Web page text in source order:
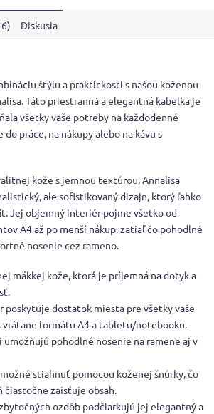
Diskusia
štýlu a praktickosti s našou koženou
Táto priestranná a elegantná kabelka je
všetky vaše potreby na každodenné
práce, na nákupy alebo na kávu s
kože s jemnou textúrou, Annalisa
ale sofistikovaný dizajn, ktorý ľahko
Jej objemný interiér pojme všetko od
A4 až po menší nákup, zatiaľ čo pohodlné
nosenie cez rameno.
mäkkej kože, ktorá je príjemná na dotyk a
poskytuje dostatok miesta pre všetky vaše
formátu A4 a tabletu/notebooku.
umožňujú pohodlné nosenie na ramene aj v
stiahnuť pomocou koženej šnúrky, čo
čiastočne zaisťuje obsah.
ozdôb podčiarkujú jej elegantný a